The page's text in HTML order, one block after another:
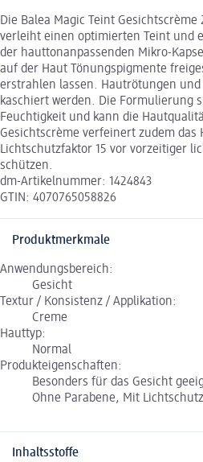
Die Balea Magic Teint
verleiht einen optimierten Teint und
der hauttonanpassenden Mikro-
auf der Haut Tönungspigmente
erstrahlen lassen. Hautrötungen
kaschiert werden. Die Formulierung
Feuchtigkeit und kann die
Gesichtscrème verfeinert zudem
Lichtschutzfaktor 15 vor vorzeitiger
schützen.
dm-Artikelnummer: 1424843
GTIN: 4070765058826
Produktmerkmale
Anwendungsbereich:
Gesicht
Textur / Konsistenz / Applikation:
Creme
Hauttyp:
Normal
Produkteigenschaften:
Besonders für das Gesicht
Ohne Parabene, Mit
Inhaltsstoffe